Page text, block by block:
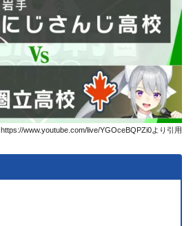
https://www.youtube.com/live/YGOceBQPZi0より引用